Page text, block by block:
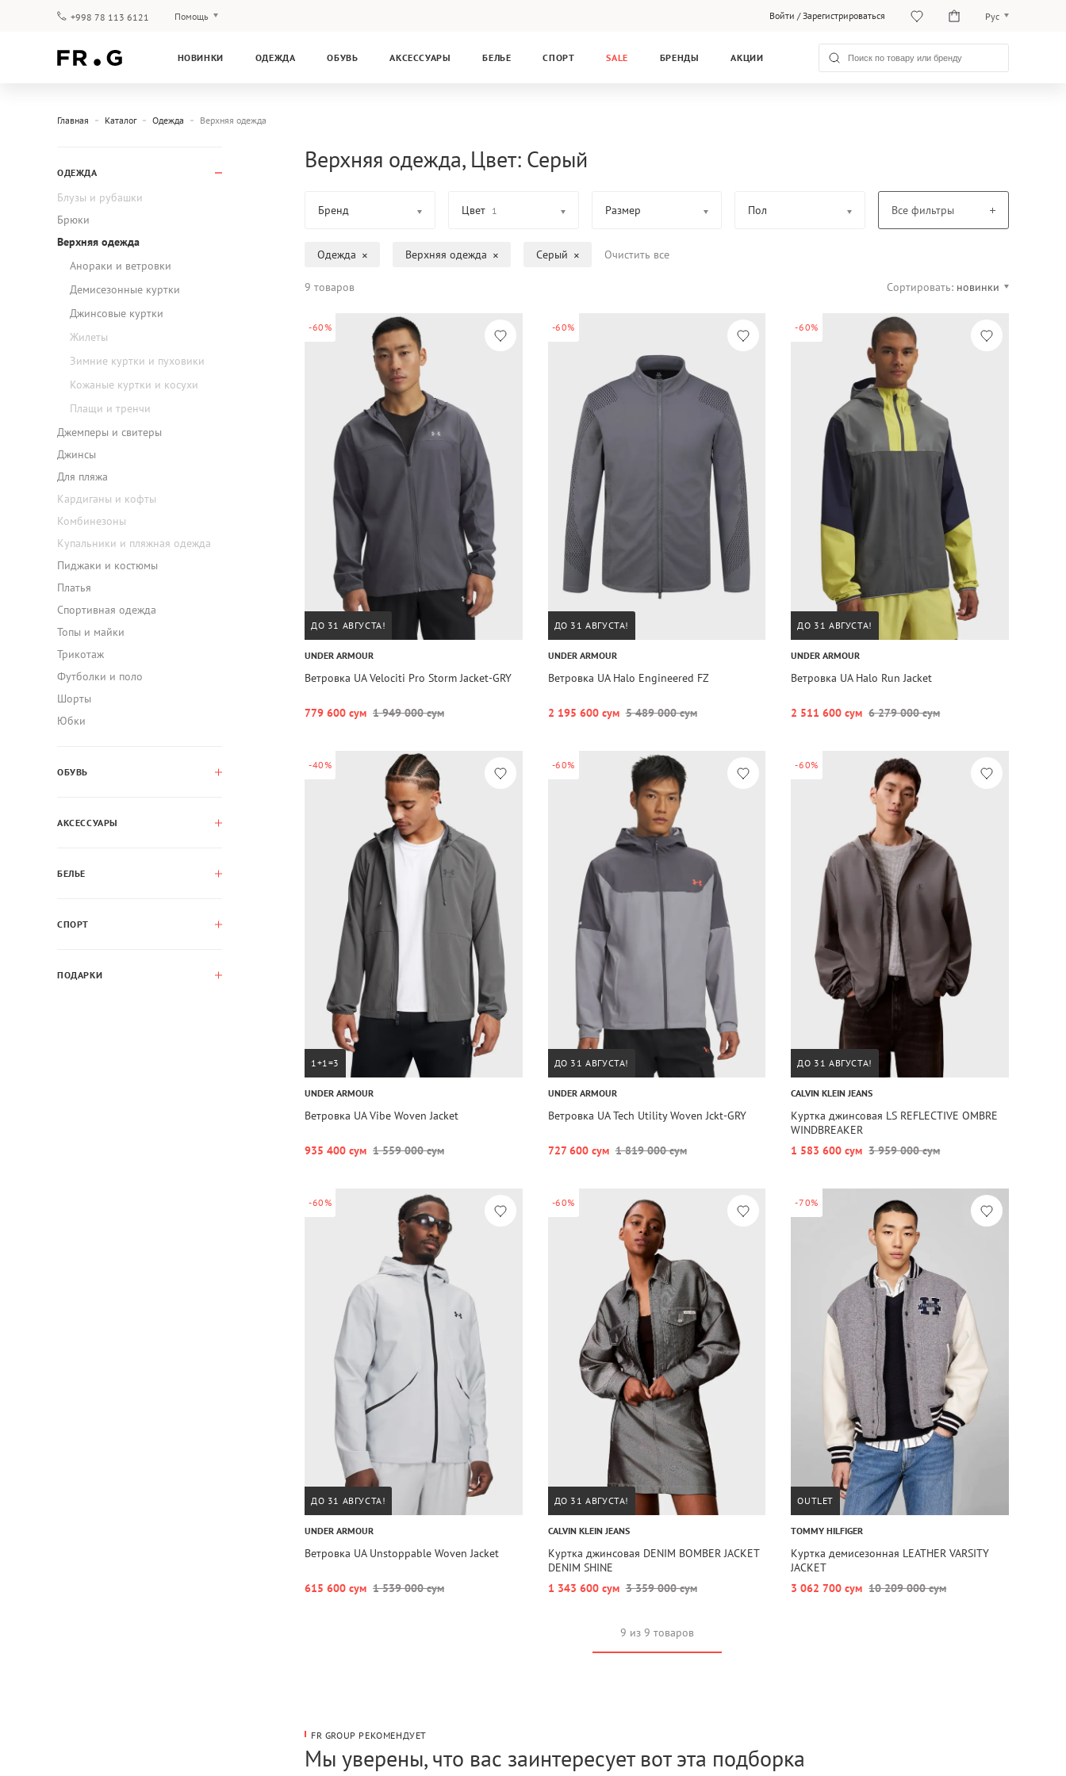
+998 78 113 6121 Помощь
Гарантия
Войти /Зарегистрироваться Рус
Рус
НОВИНКИ ОДЕЖДА ОБУВЬ АКСЕССУАРЫ БЕЛЬЕ СПОРТ SALE БРЕНДЫ АКЦИИ
Главная Каталог Одежда Верхняя одежда
ОДЕЖДА
Блузы и рубашки
Брюки
Верхняя одежда
Анораки и ветровки
Демисезонные куртки
Джинсовые куртки
Жилеты
Зимние куртки и пуховики
Кожаные куртки и косухи
Плащи и тренчи
Джемперы и свитеры
Джинсы
Для пляжа
Кардиганы и кофты
Комбинезоны
Купальники и пляжная одежда
Пиджаки и костюмы
Платья
Спортивная одежда
Топы и майки
Трикотаж
Футболки и поло
Шорты
Юбки
ОБУВЬ
АКСЕССУАРЫ
БЕЛЬЕ
СПОРТ
ПОДАРКИ
Верхняя одежда, Цвет: Серый
Бренд Цвет 1 Размер Пол Все фильтры
Одежда Верхняя одежда Серый Очистить все
9 товаров Сортировать: новинки
-60%
ДО 31 АВГУСТА!
UNDER ARMOUR
Ветровка UA Velociti Pro Storm Jacket-GRY
779 600 сум 1 949 000 сум
-60%
ДО 31 АВГУСТА!
UNDER ARMOUR
Ветровка UA Halo Engineered FZ
2 195 600 сум 5 489 000 сум
-60%
ДО 31 АВГУСТА!
UNDER ARMOUR
Ветровка UA Halo Run Jacket
2 511 600 сум 6 279 000 сум
-40%
1+1=3
UNDER ARMOUR
Ветровка UA Vibe Woven Jacket
935 400 сум 1 559 000 сум
-60%
ДО 31 АВГУСТА!
UNDER ARMOUR
Ветровка UA Tech Utility Woven Jckt-GRY
727 600 сум 1 819 000 сум
-60%
ДО 31 АВГУСТА!
CALVIN KLEIN JEANS
Куртка джинсовая LS REFLECTIVE OMBRE
WINDBREAKER
1 583 600 сум 3 959 000 сум
-60%
ДО 31 АВГУСТА!
UNDER ARMOUR
Ветровка UA Unstoppable Woven Jacket
615 600 сум 1 539 000 сум
-60%
ДО 31 АВГУСТА!
CALVIN KLEIN JEANS
Куртка джинсовая DENIM BOMBER JACKET
DENIM SHINE
1 343 600 сум 3 359 000 сум
-70%
OUTLET
TOMMY HILFIGER
Куртка демисезонная LEATHER VARSITY
JACKET
3 062 700 сум 10 209 000 сум
9 из 9 товаров
FR GROUP РЕКОМЕНДУЕТ
Мы уверены, что вас заинтересует вот эта подборка